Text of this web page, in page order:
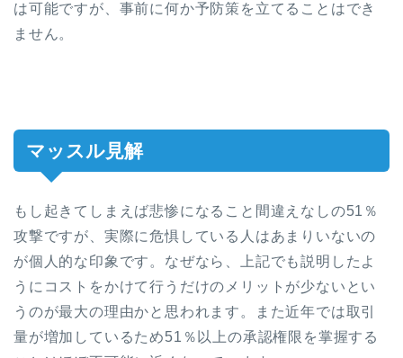
は可能ですが、事前に何か予防策を立てることはでき
ません。
マッスル見解
もし起きてしまえば悲惨になること間違えなしの51％
攻撃ですが、実際に危惧している人はあまりいないの
が個人的な印象です。なぜなら、上記でも説明したよ
うにコストをかけて行うだけのメリットが少ないとい
うのが最大の理由かと思われます。また近年では取引
量が増加しているため51％以上の承認権限を掌握する